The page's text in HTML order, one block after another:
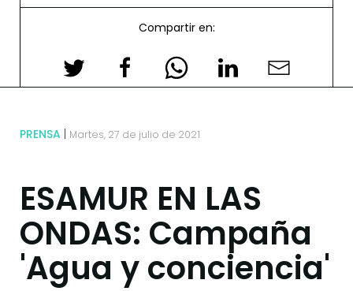
Compartir en:
PRENSA Martes, 27 de julio de 2021
ESAMUR EN LAS
ONDAS: Campaña
'Agua y conciencia'